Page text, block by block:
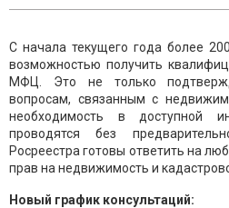
С начала текущего года более
возможностью получить
МФЦ. Это не только
вопросам, связанным с
необходимость в доступной
проводятся без
Росреестра готовы ответить на
прав на недвижимость и
Новый график консультаций: